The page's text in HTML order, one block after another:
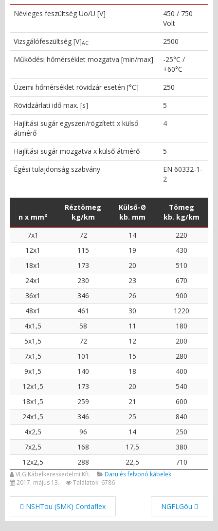
Névleges feszültség Uo/U [V]
450 / 750
Volt
Vizsgálófeszültség [V]AC
2500
Működési hőmérséklet mozgatva [min/max]
-25°C /
+60°C
Üzemi hőmérséklet rövidzár esetén [°C]
250
Rövidzárlati idő max. [s]
5
Hajlítási sugár egyszeri/rögzített x külső
átmérő
4
Hajlítási sugár mozgatva x külső átmérő
5
Égési tulajdonság szabvány
EN 60332-1-
2
n x mm²
Réztömeg
kg/km
Külső-Ø
kb. mm
Tömeg
kb. kg/km
7x1
72 14
220
12x1
115 19
430
18x1
173 20
510
24x1
230 23
670
36x1
346 26
900
48x1
461 30
1220
4x1,5
58 11
180
5x1,5
72 12
200
7x1,5
101 15
280
9x1,5
140 18
400
12x1,5
173 20
540
18x1,5
259 21
600
24x1,5
346 25
840
4x2,5
96 14
250
7x2,5
168 17,5
380
12x2,5
288 22,5 710
VLG Kábelkereskedelmi Kft.
Daru és felvonó kábelek
2017. május 13.
Találatok: 6786
NSHTöu (SMK) Cordaflex NGFLGöu